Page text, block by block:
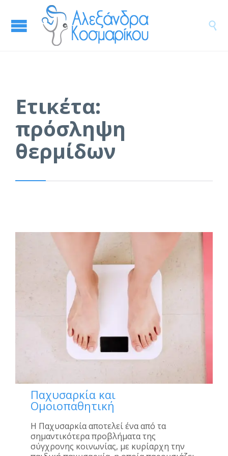

Ετικέτα:
πρόσληψη
θερμίδων
Παχυσαρκία και
Ομοιοπαθητική
Η Παχυσαρκία αποτελεί ένα από τα
σημαντικότερα προβλήματα της
σύγχρονης κοινωνίας, με κυρίαρχη την